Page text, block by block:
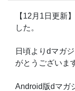
【12月1日更新
した。
日頃よりdマガ
がとうございま
Android版dマガ